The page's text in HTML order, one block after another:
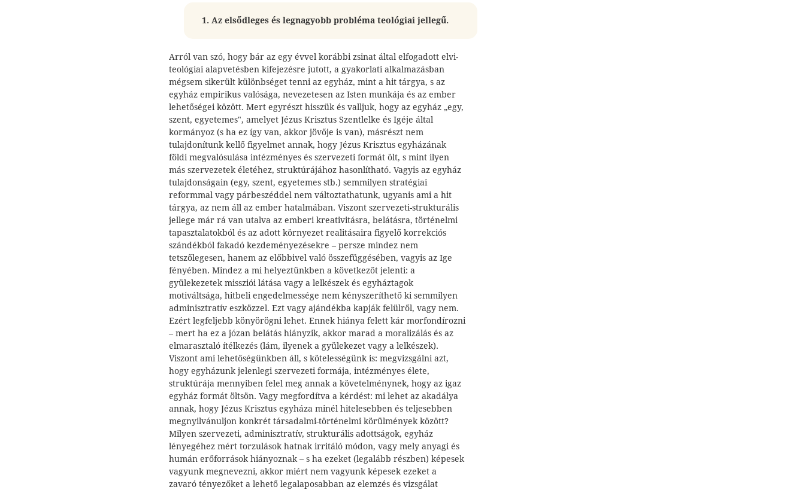
1. Az elsődleges és legnagyobb probléma teológiai jellegű.
Arról van szó, hogy bár az egy évvel korábbi zsinat által elfogadott elvi-
teológiai alapvetésben kifejezésre jutott, a gyakorlati alkalmazásban
mégsem sikerült különbséget tenni az egyház, mint a hit tárgya, s az
egyház empirikus valósága, nevezetesen az Isten munkája és az ember
lehetőségei között. Mert egyrészt hisszük és valljuk, hogy az egyház „egy,
szent, egyetemes", amelyet Jézus Krisztus Szentlelke és Igéje által
kormányoz (s ha ez így van, akkor jövője is van), másrészt nem
tulajdonítunk kellő figyelmet annak, hogy Jézus Krisztus egyházának
földi megvalósulása intézményes és szervezeti formát ölt, s mint ilyen
más szervezetek életéhez, struktúrájához hasonlítható. Vagyis az egyház
tulajdonságain (egy, szent, egyetemes stb.) semmilyen stratégiai
reformmal vagy párbeszéddel nem változtathatunk, ugyanis ami a hit
tárgya, az nem áll az ember hatalmában. Viszont szervezeti-strukturális
jellege már rá van utalva az emberi kreativitásra, belátásra, történelmi
tapasztalatokból és az adott környezet realitásaira figyelő korrekciós
szándékból fakadó kezdeményezésekre – persze mindez nem
tetszőlegesen, hanem az előbbivel való összefüggésében, vagyis az Ige
fényében. Mindez a mi helyeztünkben a következőt jelenti: a
gyülekezetek missziói látása vagy a lelkészek és egyháztagok
motiváltsága, hitbeli engedelmessége nem kényszeríthető ki semmilyen
adminisztratív eszközzel. Ezt vagy ajándékba kapják felülről, vagy nem.
Ezért legfeljebb könyörögni lehet. Ennek hiánya felett kár morfondírozni
– mert ha ez a józan belátás hiányzik, akkor marad a moralizálás és az
elmarasztaló ítélkezés (lám, ilyenek a gyülekezet vagy a lelkészek).
Viszont ami lehetőségünkben áll, s kötelességünk is: megvizsgálni azt,
hogy egyházunk jelenlegi szervezeti formája, intézményes élete,
struktúrája mennyiben felel meg annak a követelménynek, hogy az igaz
egyház formát öltsön. Vagy megfordítva a kérdést: mi lehet az akadálya
annak, hogy Jézus Krisztus egyháza minél hitelesebben és teljesebben
megnyilvánuljon konkrét társadalmi-történelmi körülmények között?
Milyen szervezeti, adminisztratív, strukturális adottságok, egyház
lényegéhez mért torzulások hatnak irritáló módon, vagy mely anyagi és
humán erőforrások hiányoznak – s ha ezeket (legalább részben) képesek
vagyunk megnevezni, akkor miért nem vagyunk képesek ezeket a
zavaró tényezőket a lehető legalaposabban az elemzés és vizsgálat